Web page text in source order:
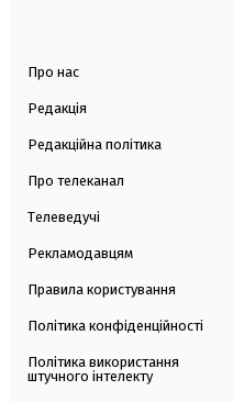
Про нас
Редакція
Редакційна політика
Про телеканал
Телеведучі
Рекламодавцям
Правила користування
Політика конфіденційності
Політика використання
штучного інтелекту